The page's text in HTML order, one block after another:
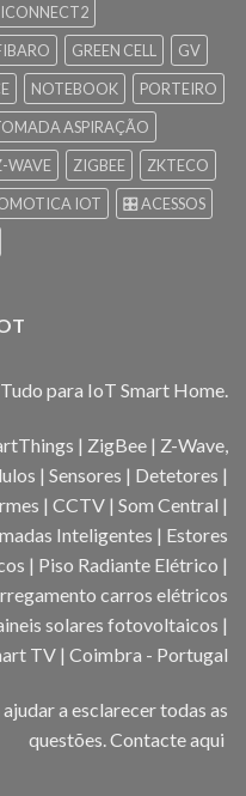
ICONNECT2
GREEN CELL
GV
NOTEBOOK
PORTEIRO
ASPIRAÇÃO
WAVE ZIGBEE
ZKTECO
IOT
🎛️ ACESSOS
Tudo para IoT Smart Home.
| ZigBee | Z-Wave,
| Sensores | Detetores |
| CCTV | Som Central |
Inteligentes | Estores
| Piso Radiante Elétrico |
carros elétricos
solares fotovoltaicos |
TV | Coimbra - Portugal
a esclarecer todas as
questões. Contacte aqui